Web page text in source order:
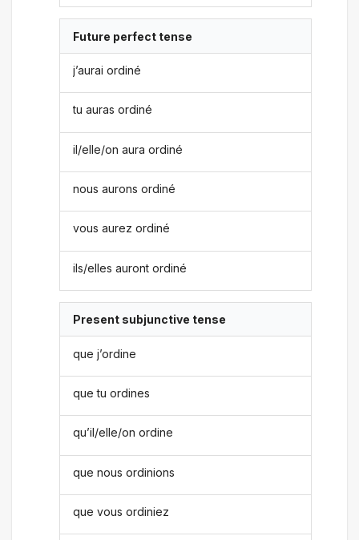
Future perfect tense
j’aurai ordiné
tu auras ordiné
il/elle/on aura ordiné
nous aurons ordiné
vous aurez ordiné
ils/elles auront ordiné
Present subjunctive tense
que j’ordine
que tu ordines
qu’il/elle/on ordine
que nous ordinions
que vous ordiniez